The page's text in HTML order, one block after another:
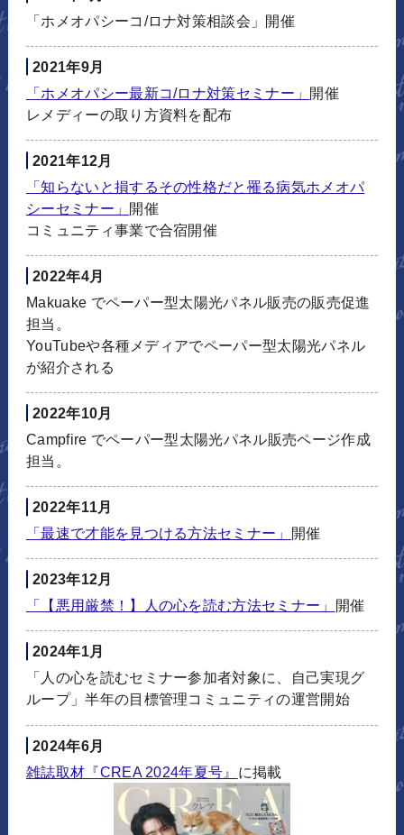
「ホメオパシーコ/ロナ対策相談会」開催
2021年9月
「ホメオパシー最新コ/ロナ対策セミナー」 開催
レメディーの取り方資料を配布
2021年12月
「知らないと損するその性格だと罹る病気ホメオパ
シーセミナー」 開催
コミュニティ事業で合宿開催
2022年4月
Makuake でペーパー型太陽光パネル販売の販売促進
担当。
YouTubeや各種メディアでペーパー型太陽光パネル
が紹介される
2022年10月
Campfire でペーパー型太陽光パネル販売ページ作成
担当。
2022年11月
「最速で才能を見つける方法セミナー」 開催
2023年12月
「【悪用厳禁！】人の心を読む方法セミナー」
開催
2024年1月
「人の心を読むセミナー参加者対象に、自己実現グ
ループ」半年の目標管理コミュニティの運営開始
2024年6月
雑誌取材『CREA 2024年夏号』 に掲載